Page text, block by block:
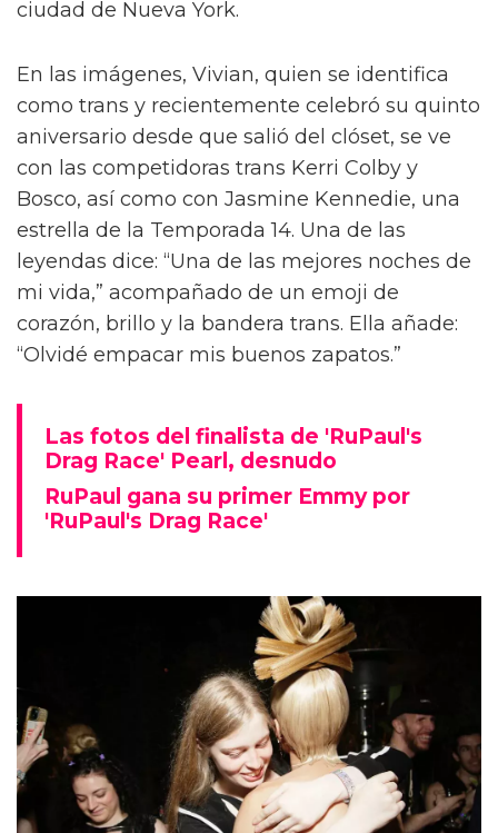
ciudad de Nueva York.
En las imágenes, Vivian, quien se identifica
como trans y recientemente celebró su quinto
aniversario desde que salió del clóset, se ve
con las competidoras trans Kerri Colby y
Bosco, así como con Jasmine Kennedie, una
estrella de la Temporada 14. Una de las
leyendas dice: “Una de las mejores noches de
mi vida,” acompañado de un emoji de
corazón, brillo y la bandera trans. Ella añade:
“Olvidé empacar mis buenos zapatos.”
Las fotos del finalista de 'RuPaul's
Drag Race' Pearl, desnudo
RuPaul gana su primer Emmy por
'RuPaul's Drag Race'